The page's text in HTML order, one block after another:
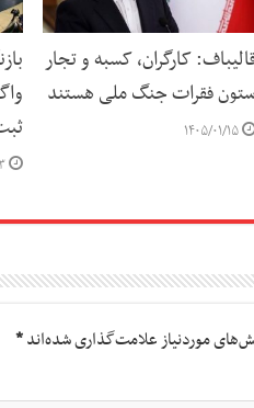
کارگران، کسبه و تجار
فقرات جنگ ملی هستند
۱۴۰۵/۰۱/۱۵
ثبت
موردنیاز علامت‌گذاری شده‌اند*